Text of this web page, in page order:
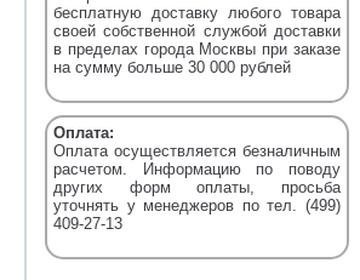
бесплатную доставку любого товара
своей собственной службой доставки
в пределах города Москвы при заказе
на сумму больше 30 000 рублей
Оплата:
Оплата осуществляется безналичным
расчетом. Информацию по поводу
других форм оплаты, просьба
уточнять у менеджеров по тел. (499)
409-27-13